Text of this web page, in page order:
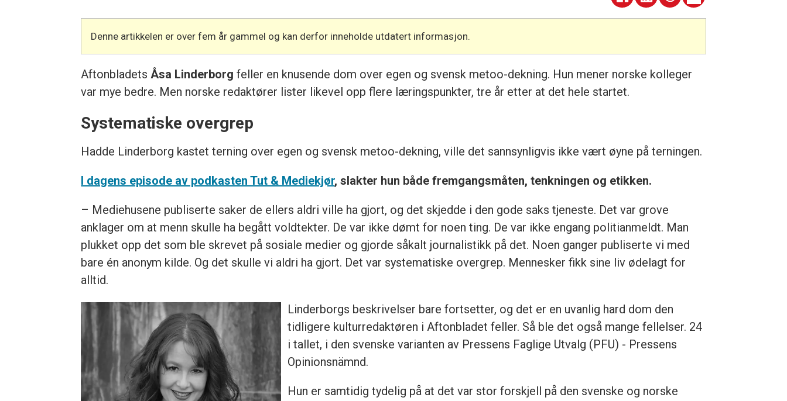
Denne artikkelen er over fem år gammel og kan derfor inneholde utdatert informasjon.
AftonbladetsÅsa Linderborg feller en knusende dom over egen og svensk metoo-dekning. Hun mener norske kolleger
var mye bedre. Men norske redaktører lister likevel opp flere læringspunkter, tre år etter at det hele startet.
Systematiske overgrep
Hadde Linderborg kastet terning over egen og svensk metoo-dekning, ville det sannsynligvis ikke vært øyne på terningen.
I dagens episode av podkasten Tut & Mediekjør, slakter hun både fremgangsmåten, tenkningen og etikken.
– Mediehusene publiserte saker de ellers aldri ville ha gjort, og det skjedde i den gode saks tjeneste. Det var grove
anklager om at menn skulle ha begått voldtekter. De var ikke dømt for noen ting. De var ikke engang politianmeldt. Man
plukket opp det som ble skrevet på sosiale medier og gjorde såkalt journalistikk på det. Noen ganger publiserte vi med
bare én anonym kilde. Og det skulle vi aldri ha gjort. Det var systematiske overgrep. Mennesker fikk sine liv ødelagt for
alltid.
Linderborgs beskrivelser bare fortsetter, og det er en uvanlig hard dom den
tidligere kulturredaktøren i Aftonbladet feller. Så ble det også mange fellelser. 24
i tallet, i den svenske varianten av Pressens Faglige Utvalg (PFU) - Pressens
Opinionsnämnd.
Hun er samtidig tydelig på at det var stor forskjell på den svenske og norske